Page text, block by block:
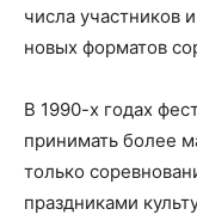
числа участников
новых форматов
В 1990-х годах
принимать более
только
праздниками